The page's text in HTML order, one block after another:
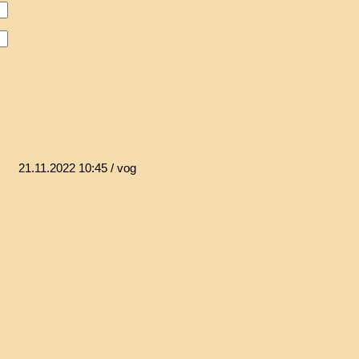
21.11.2022 10:45/ vog